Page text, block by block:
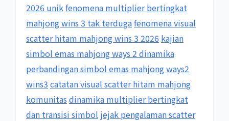
2026 unikfenomena multiplier bertingkat
mahjong wins 3 tak terdugafenomena visual
scatter hitam mahjong wins 3 2026 kajian
simbol emas mahjong ways 2 dinamika
perbandingan simbol emas mahjong ways2
wins3 catatan visual scatter hitam mahjong
komunitas dinamika multiplier bertingkat
dan transisi simbol jejak pengalaman scatter